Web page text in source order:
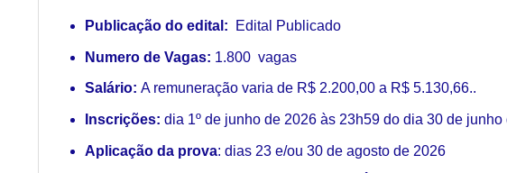
Publicação do edital: Edital Publicado
Numero de Vagas: 1.800 vagas
Salário: A remuneração varia de R$ 2.200,00 a R$ 5.130,66..
Inscrições: dia 1º de junho de 2026 às 23h59 do dia 30 de junho
Aplicação da prova: dias 23 e/ou 30 de agosto de 2026